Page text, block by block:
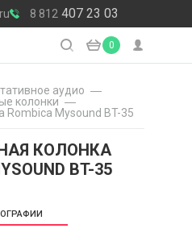
8 812 407 23 03
0
аудио
колонки
Rombica Mysound BT-35
КОЛОНКА
BT-35